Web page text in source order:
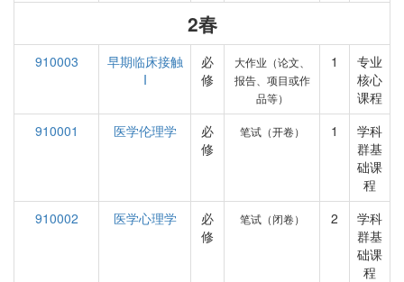
2春
910003
早期临床接触
I
必
修
大作业（论文、
报告、项目或作
品等）
1
专业
核心
课程
910001
医学伦理学
必
修
笔试（开卷） 1
学科
群基
础课
程
910002
医学心理学
必
修
笔试（闭卷） 2
学科
群基
础课
程